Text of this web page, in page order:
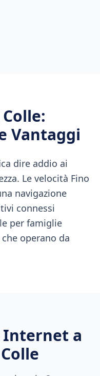
:
Vantaggi
dire addio ai
Le velocità Fino
navigazione
connessi
per famiglie
operano da
Internet a